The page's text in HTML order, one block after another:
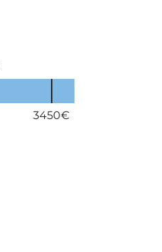
3450€